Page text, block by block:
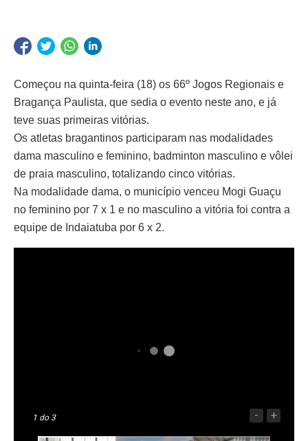
Começou na quinta-feira (18) os 66º Jogos Regionais e
Bragança Paulista, que sedia o evento neste ano, e já
teve suas primeiras vitórias.
Os atletas bragantinos participaram nas modalidades
dama masculino e feminino, badminton masculino e vôlei
de praia masculino, totalizando cinco vitórias.
Na modalidade dama, o município venceu Mogi Guaçu
no feminino por 7 x 1 e no masculino a vitória foi contra a
equipe de Indaiatuba por 6 x 2.
1 do 3 - +